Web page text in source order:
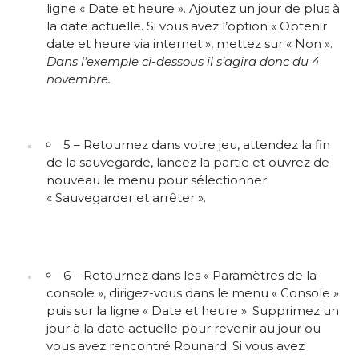
ligne « Date et heure ». Ajoutez un jour de plus à
la date actuelle. Si vous avez l’option « Obtenir
date et heure via internet », mettez sur « Non ».
Dans l’exemple ci-dessous il s’agira donc du 4
novembre.
5 – Retournez dans votre jeu, attendez la fin
de la sauvegarde, lancez la partie et ouvrez de
nouveau le menu pour sélectionner
« Sauvegarder et arrêter ».
6 – Retournez dans les « Paramètres de la
console », dirigez-vous dans le menu « Console »
puis sur la ligne « Date et heure ». Supprimez un
jour à la date actuelle pour revenir au jour ou
vous avez rencontré Rounard. Si vous avez